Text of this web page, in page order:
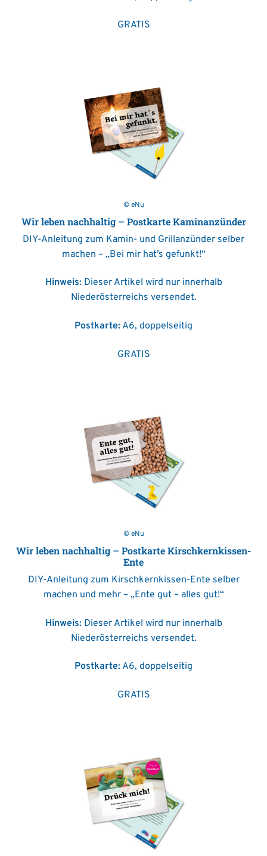
GRATIS
© eNu
Wir leben nachhaltig – Postkarte Kaminanzünder
DIY-Anleitung zum Kamin- und Grillanzünder selber
machen – „Bei mir hat’s gefunkt!“
Hinweis:Dieser Artikel wird nur innerhalb
Niederösterreichs versendet.
Postkarte: A6, doppelseitig
GRATIS
© eNu
Wir leben nachhaltig – Postkarte Kirschkernkissen-
Ente
DIY-Anleitung zum Kirschkernkissen-Ente selber
machen und mehr – „Ente gut – alles gut!“
Hinweis:Dieser Artikel wird nur innerhalb
Niederösterreichs versendet.
Postkarte: A6, doppelseitig
GRATIS